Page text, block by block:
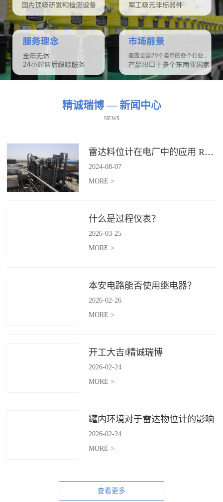
精诚瑞博 — 新闻中心
NEWS
雷达料位计在电厂中的应用 RBRDZB-71-6-C
2024-08-07
MORE >
什么是过程仪表？
2026-03-25
MORE >
本安电路能否使用继电器？
2026-02-26
MORE >
开工大吉‖精诚瑞博
2026-02-24
MORE >
罐内环境对于雷达物位计的影响
2026-02-24
MORE >
查看更多